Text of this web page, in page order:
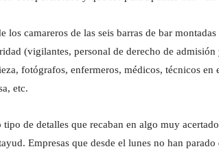
los camareros de las seis barras de bar
(vigilantes, personal de derecho de
fotógrafos, enfermeros, médicos, técnicos
etc.
tipo de detalles que recaban en algo muy
Empresas que desde el lunes no han